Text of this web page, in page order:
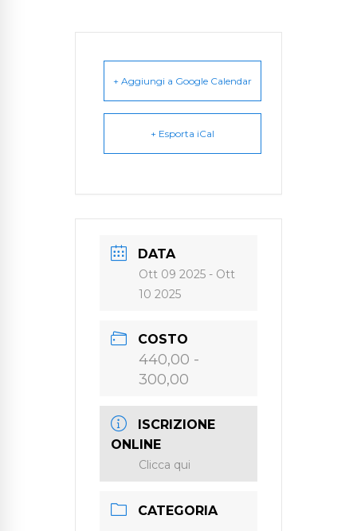
+ Aggiungi a Google Calendar
+ Esporta iCal
DATA
Ott 09 2025 - Ott
10 2025
COSTO
440,00 -
300,00
ISCRIZIONE
ONLINE
Clicca qui
CATEGORIA